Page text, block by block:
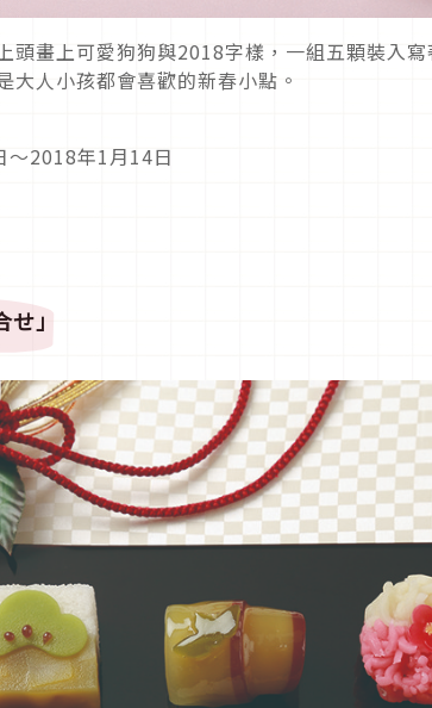
畫上可愛狗狗與2018字樣，一組五顆裝入寫
大人小孩都會喜歡的新春小點。
2018年1月14日
せ」